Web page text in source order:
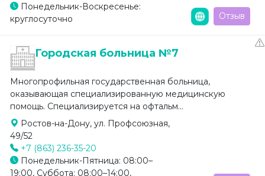
Понедельник-Воскресенье:
круглосуточно
Отзыв
Городская больница №7
Многопрофильная государственная больница,
оказывающая специализированную медицинскую
помощь. Специализируется на офтальм...
Ростов-на-Дону, ул. Профсоюзная,
49/52
+7 (863) 236-35-20
Понедельник-Пятница: 08:00–
19:00, Суббота: 08:00–14:00,